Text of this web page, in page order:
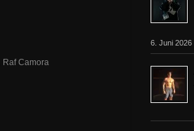
Raf Camora
6. Juni 2026